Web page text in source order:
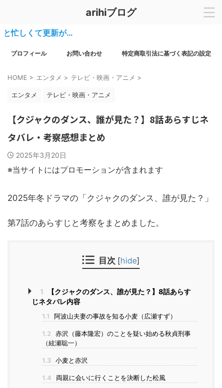
arihiブログ
て更新が…
プロフィール お問い合わせ 特定商取引法に基づく表記の設定
HOME > エンタメ > テレビ・映画・アニメ >
エンタメ テレビ・映画・アニメ
【クジャクのダンス、誰が見た？】8話あらすじネ
タバレ・考察感想まとめ
2025年3月20日
※当サイトにはプロモーションが含まれます
2025年冬ドラマの「クジャクのダンス、誰が見た？」
第7話のあらすじと考察をまとめました。
目次 [hide]
1
【クジャクのダンス、誰が見た？】8話あらす
じネタバレ内容
1.1 阿波山夫妻の事故を知る小麦（広瀬すず）
1.2
赤沢（藤本隆宏）のことを疑い始める秋貞刑事
（絃瀬聡一）
1.3 小麦と赤沢
1.4 両親に会いに行くことを決断した松風